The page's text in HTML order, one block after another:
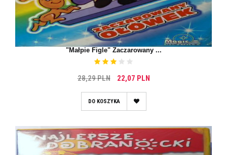
"Małpie Figle" Zaczarowany ...
28,29 PLN 22,07 PLN
DO KOSZYKA